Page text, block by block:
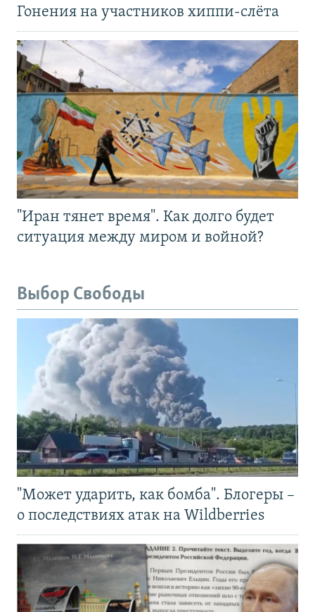
Гонения на участников хиппи-слёта
"Иран тянет время". Как долго будет
ситуация между миром и войной?
Выбор Свободы
"Может ударить, как бомба". Блогеры –
о последствиях атак на Wildberries